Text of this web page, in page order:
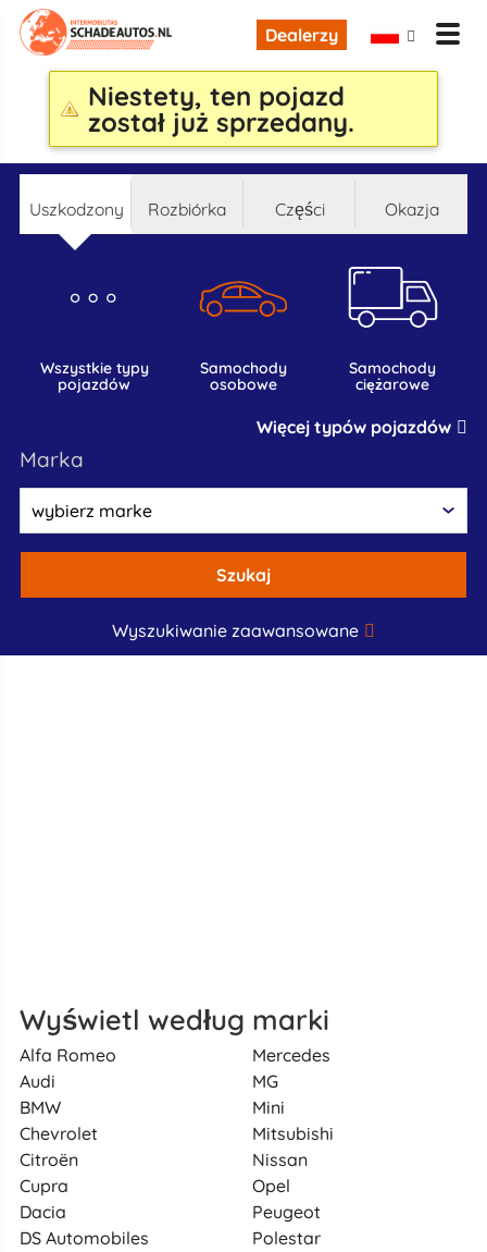
Dealerzy
Niestety, ten pojazd
został już sprzedany.
uszkodzony rozbiórka części okazja
wszystkie typy
pojazdów
samochody
osobowe
samochody
ciężarowe
Więcej typów pojazdów
marka
Szukaj
Wyszukiwanie zaawansowane
Wyświetl według marki
Alfa Romeo
Audi
BMW
Chevrolet
Citroën
Cupra
Dacia
DS Automobiles
Mercedes
MG
Mini
Mitsubishi
Nissan
Opel
Peugeot
Polestar